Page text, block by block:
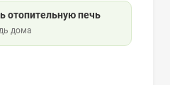
отопительную печь
дома